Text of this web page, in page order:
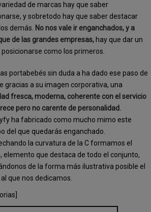
de marcas hay que saber
y sobretodo hay que saber destacar
demás. No nos vale ir enganchados, y a
de las grandes empresas, hay que dar un
como los primeros.
portabebés sin duda a ha dado ese paso de
gracias a su imagen corporativa, una
fresca, moderna, coherente con el servicio
pero no carente de personalidad.
ha fabricado como mucho mimo este
del que quedarás enganchado.
la curvatura de la C formamos el
elemento que destaca de todo el conjunto,
de la forma más ilustrativa posible el
que nos dedicamos.